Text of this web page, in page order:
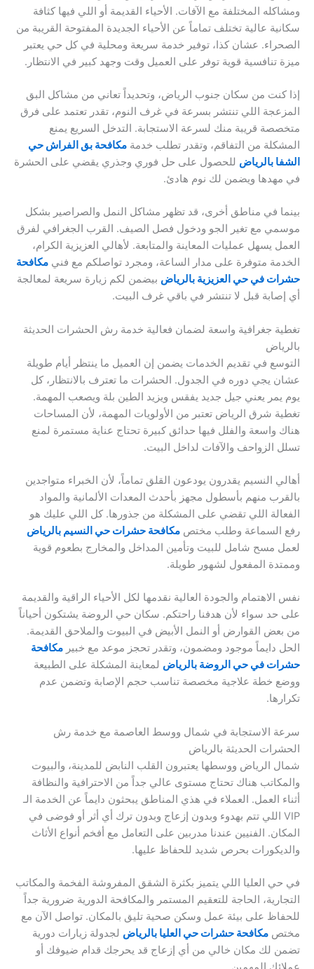
ومشاكله المختلفة مع الآفات. الأحياء القديمة أو اللي فيها كثافة
سكانية عالية تختلف تماماً عن الأحياء الجديدة المفتوحة القريبة من
الصحراء. عشان كذا، توفير خدمة سريعة ومحلية في كل حي يعتبر
ميزة تنافسية قوية توفر على العميل وقت وجهد كبير في الانتظار.
إذا كنت من سكان جنوب الرياض، وتحديداً تعاني من مشاكل البق
المزعجة اللي تنتشر بسرعة في غرف النوم، تقدر تعتمد على فرق
متخصصة قريبة منك لسرعة الاستجابة. التدخل السريع يمنع
المشكلة من التفاقم، وتقدر تطلب خدمة مكافحة بق الفراش حي
الشفا بالرياض للحصول على حل فوري وجذري يقضي على الحشرة
في مهدها ويضمن لك نوم هادئ.
بينما في مناطق أخرى، قد تظهر مشاكل النمل والصراصير بشكل
موسمي مع تغير الجو ودخول فصل الصيف. القرب الجغرافي لفرق
العمل يسهل عمليات المعاينة والمتابعة. لأهالي العزيزية الكرام،
الخدمة متوفرة على مدار الساعة، ومجرد تواصلكم مع فني مكافحة
حشرات في حي العزيزية بالرياض بيضمن لكم زيارة سريعة لمعالجة
أي إصابة قبل لا تنتشر في باقي غرف البيت.
تغطية جغرافية واسعة لضمان فعالية خدمة رش الحشرات الحديثة
بالرياض
التوسع في تقديم الخدمات يضمن إن العميل ما ينتظر أيام طويلة
عشان يجي دوره في الجدول. الحشرات ما تعترف بالانتظار، كل
يوم يمر يعني جيل جديد يفقس ويزيد الطين بلة ويصعب المهمة.
تغطية شرق الرياض تعتبر من الأولويات المهمة، لأن المساحات
هناك واسعة والفلل فيها حدائق كبيرة تحتاج عناية مستمرة لمنع
تسلل الزواحف والآفات لداخل البيت.
أهالي النسيم يقدرون يودعون القلق تماماً، لأن الخبراء متواجدين
بالقرب منهم بأسطول مجهز بأحدث المعدات الألمانية والمواد
الفعالة اللي تقضي على المشكلة من جذورها. كل اللي عليك هو
رفع السماعة وطلب مختص مكافحة حشرات حي النسيم بالرياض
لعمل مسح شامل للبيت وتأمين المداخل والمخارج بطعوم قوية
وممتدة المفعول لشهور طويلة.
نفس الاهتمام والجودة العالية نقدمها لكل الأحياء الراقية والقديمة
على حد سواء لأن هدفنا راحتكم. سكان حي الروضة يشتكون أحياناً
من بعض القوارض أو النمل الأبيض في البيوت والملاحق القديمة.
الحل دايماً موجود ومضمون، وتقدر تحجز موعد مع خبير مكافحة
حشرات في حي الروضة بالرياض لمعاينة المشكلة على الطبيعة
ووضع خطة علاجية مخصصة تناسب حجم الإصابة وتضمن عدم
تكرارها.
سرعة الاستجابة في شمال ووسط العاصمة مع خدمة رش
الحشرات الحديثة بالرياض
شمال الرياض ووسطها يعتبرون القلب النابض للمدينة، والبيوت
والمكاتب هناك تحتاج مستوى عالي جداً من الاحترافية والنظافة
أثناء العمل. العملاء في هذي المناطق يبحثون دايماً عن الخدمة الـ
VIP اللي تتم بهدوء وبدون إزعاج وبدون ترك أي أثر أو فوضى في
المكان. الفنيين عندنا مدربين على التعامل مع أفخم أنواع الأثاث
والديكورات بحرص شديد للحفاظ عليها.
في حي العليا اللي يتميز بكثرة الشقق المفروشة الفخمة والمكاتب
التجارية، الحاجة للتعقيم المستمر والمكافحة الدورية ضرورية جداً
للحفاظ على بيئة عمل وسكن صحية تليق بالمكان. تواصل الآن مع
مختص مكافحة حشرات حي العليا بالرياض لجدولة زيارات دورية
تضمن لك مكان خالي من أي إزعاج قد يحرجك قدام ضيوفك أو